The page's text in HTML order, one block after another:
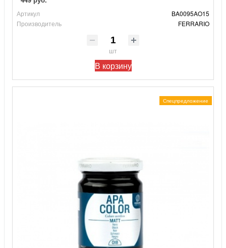
Артикул
BA0095AO15
Производитель
FERRARIO
шт
В корзину
Спецпредложение